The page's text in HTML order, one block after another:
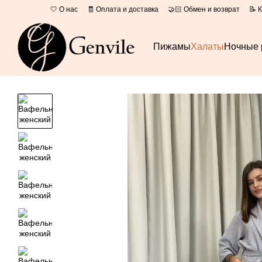
Перейти к основному контенту
🤍 О нас 🧾 Оплата и доставка 🤝🏻 Обмен и возврат
📝
ПижамыХалатыНочные